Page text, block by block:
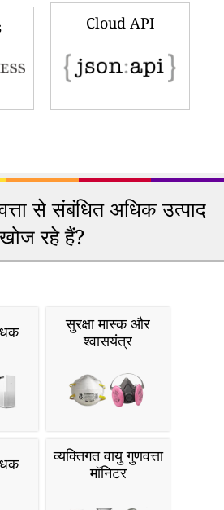
Cloud API
से संबंधित अधिक उत्पाद
खोज रहे हैं?
सुरक्षा मास्क और
श्वासयंत्र
व्यक्तिगत वायु गुणवत्ता
मॉनिटर